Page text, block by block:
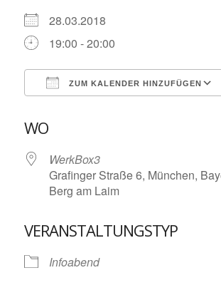
28.03.2018
19:00 - 20:00
ZUM KALENDER HINZUFÜGEN
WO
WerkBox3
Grafinger Straße 6, München,
Berg am Laim
VERANSTALTUNGSTYP
Infoabend